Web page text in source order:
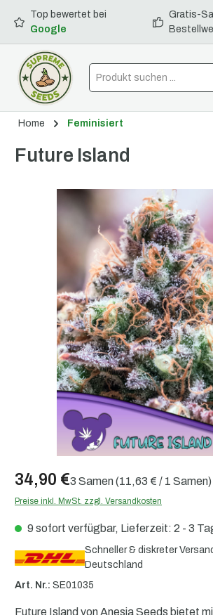
springen
Top bewertet bei
Google
Gratis-
Home Feminisiert
Future Island
34,90 €3 Samen(11,63 € / 1 Samen)
Preise inkl. MwSt. zzgl. Versandkosten
9 sofort verfügbar, Lieferzeit: 2 - 3
Schneller & diskreter
Deutschland
Art. Nr.: SE01035
Future Island von Anesia Seeds bietet
Bildergalerie überspringen